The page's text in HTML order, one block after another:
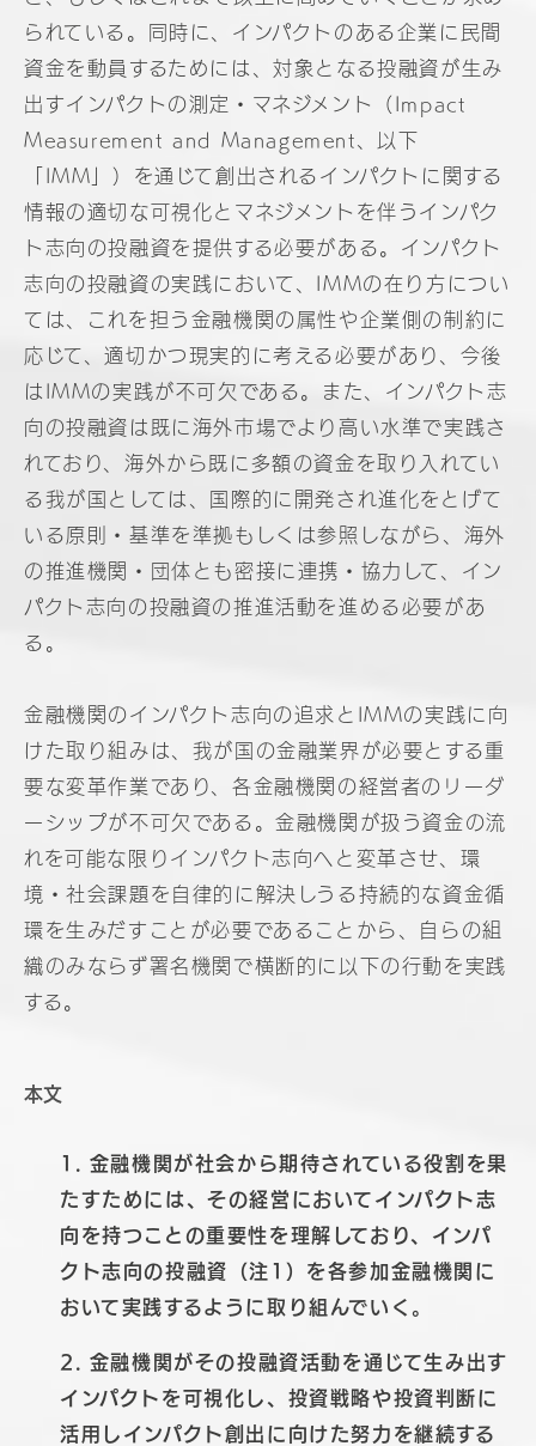
られている。同時に、インパクトのある企業に民間
資金を動員するためには、対象となる投融資が生み
出すインパクトの測定・マネジメント（Impact
Measurement and Management、以下
「IMM」）を通じて創出されるインパクトに関する
情報の適切な可視化とマネジメントを伴うインパク
ト志向の投融資を提供する必要がある。インパクト
志向の投融資の実践において、IMMの在り方につい
ては、これを担う金融機関の属性や企業側の制約に
応じて、適切かつ現実的に考える必要があり、今後
はIMMの実践が不可欠である。また、インパクト志
向の投融資は既に海外市場でより高い水準で実践さ
れており、海外から既に多額の資金を取り入れてい
る我が国としては、国際的に開発され進化をとげて
いる原則・基準を準拠もしくは参照しながら、海外
の推進機関・団体とも密接に連携・協力して、イン
パクト志向の投融資の推進活動を進める必要があ
る。
金融機関のインパクト志向の追求とIMMの実践に向
けた取り組みは、我が国の金融業界が必要とする重
要な変革作業であり、各金融機関の経営者のリーダ
ーシップが不可欠である。金融機関が扱う資金の流
れを可能な限りインパクト志向へと変革させ、環
境・社会課題を自律的に解決しうる持続的な資金循
環を生みだすことが必要であることから、自らの組
織のみならず署名機関で横断的に以下の行動を実践
する。
本文
1. 金融機関が社会から期待されている役割を果
たすためには、その経営においてインパクト志
向を持つことの重要性を理解しており、インパ
クト志向の投融資（注1）を各参加金融機関に
おいて実践するように取り組んでいく。
2. 金融機関がその投融資活動を通じて生み出す
インパクトを可視化し、投資戦略や投資判断に
活用しインパクト創出に向けた努力を継続する